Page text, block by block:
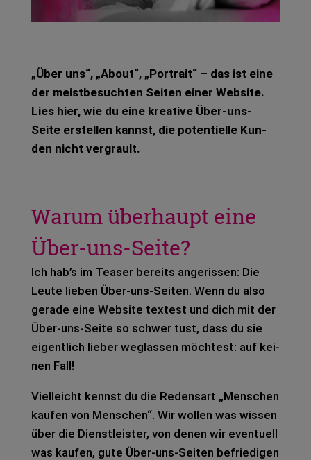
„Über uns“, „About“, „Por­trait“ – das ist eine
der meist­be­such­ten Sei­ten einer Web­site.
Lies hier, wie du eine krea­ti­ve Über-uns-
Seite erstel­len kannst, die poten­ti­el­le Kun­
den nicht ver­grault.
Warum überhaupt eine
Über-uns-Seite?
Ich hab’s im Teaser bereits ange­ris­sen: Die
Leute lie­ben Über-uns-Sei­ten. Wenn du also
gera­de eine Web­site tex­test und dich mit der
Über-uns-Seite so schwer tust, dass du sie
eigent­lich lie­ber weg­las­sen möch­test: auf kei­
nen Fall!
Viel­leicht kennst du die Redens­art „Men­schen
kau­fen von Men­schen“. Wir wol­len was wis­sen
über die Dienst­leis­ter, von denen wir even­tu­ell
was kau­fen, gute Über-uns-Sei­ten befrie­di­gen